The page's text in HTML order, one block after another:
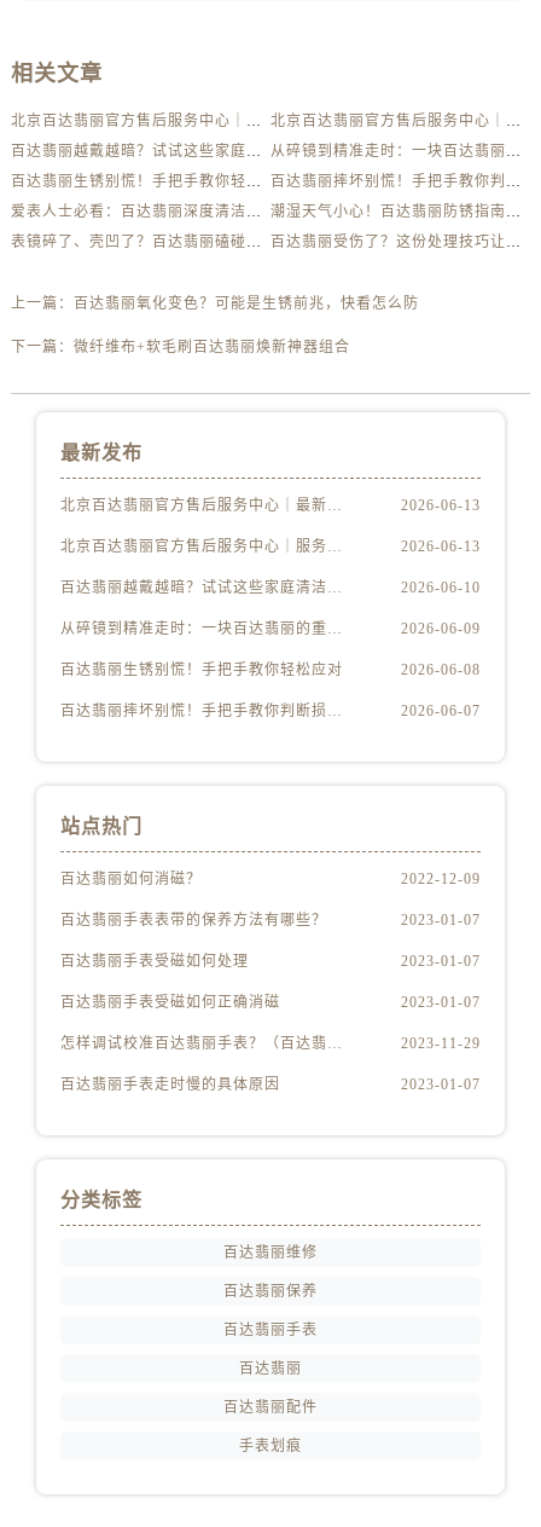
相关文章
上一篇： 百达翡丽氧化变色？可能是生锈前兆，快看怎么防
下一篇： 微纤维布+软毛刷百达翡丽焕新神器组合
最新发布
2026-06-13
2026-06-13
2026-06-10
2026-06-09
百达翡丽生锈别慌！手把手教你轻松应对 2026-06-08
2026-06-07
站点热门
百达翡丽如何消磁？ 2022-12-09
百达翡丽手表表带的保养方法有哪些？ 2023-01-07
百达翡丽手表受磁如何处理 2023-01-07
百达翡丽手表受磁如何正确消磁 2023-01-07
2023-11-29
百达翡丽手表走时慢的具体原因 2023-01-07
分类标签
百达翡丽维修
百达翡丽保养
百达翡丽手表
百达翡丽
百达翡丽配件
手表划痕